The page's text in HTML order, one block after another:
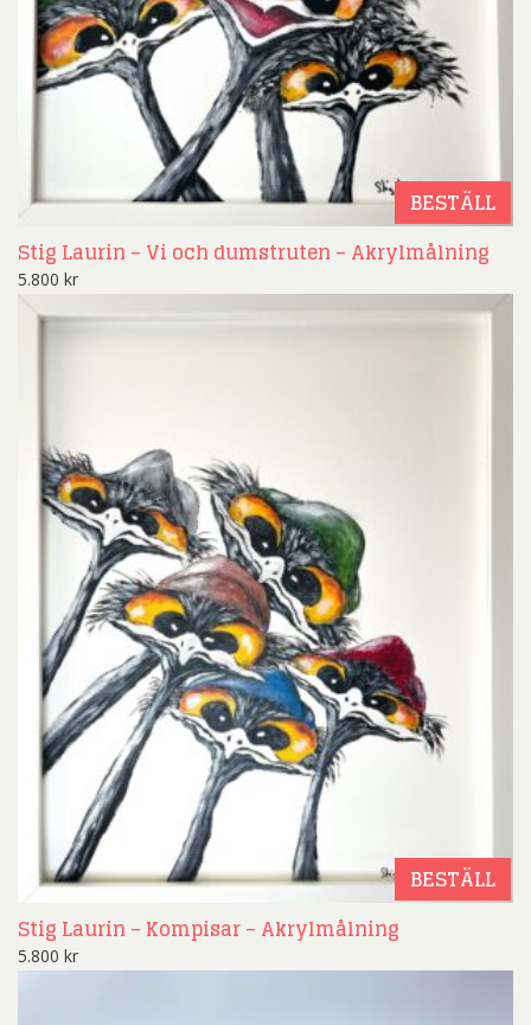
BESTÄLL
Stig Laurin – Vi och dumstruten – Akrylmålning
5.800 kr
BESTÄLL
Stig Laurin – Kompisar – Akrylmålning
5.800 kr